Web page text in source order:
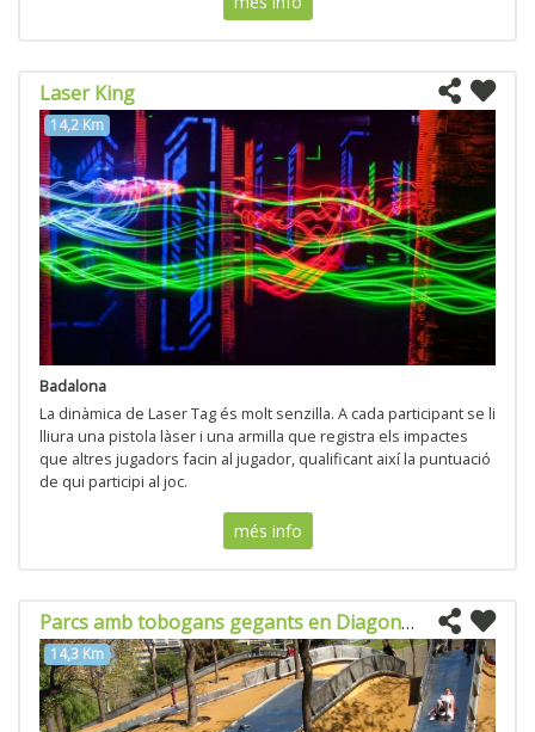
Laser King
14,2 Km
Badalona
La dinàmica de Laser Tag és molt senzilla. A cada participant se li
lliura una pistola làser i una armilla que registra els impactes
que altres jugadors facin al jugador, qualificant així la puntuació
de qui participi al joc.
més info
Parcs amb tobogans gegants en Diagonal Mar
14,3 Km